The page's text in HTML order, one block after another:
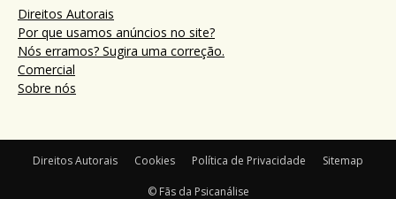
Direitos Autorais
Por que usamos anúncios no site?
Nós erramos? Sugira uma correção.
Comercial
Sobre nós
Direitos Autorais Cookies Política de Privacidade Sitemap
© Fãs da Psicanálise